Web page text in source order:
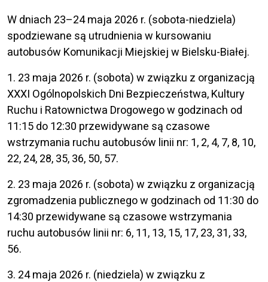
W dniach 23–24 maja 2026 r. (sobota-niedziela)
spodziewane są utrudnienia w kursowaniu
autobusów Komunikacji Miejskiej w Bielsku-Białej.
1. 23 maja 2026 r. (sobota) w związku z organizacją
XXXI Ogólnopolskich Dni Bezpieczeństwa, Kultury
Ruchu i Ratownictwa Drogowego w godzinach od
11:15 do 12:30 przewidywane są czasowe
wstrzymania ruchu autobusów linii nr: 1, 2, 4, 7, 8, 10,
22, 24, 28, 35, 36, 50, 57.
2. 23 maja 2026 r. (sobota) w związku z organizacją
zgromadzenia publicznego w godzinach od 11:30 do
14:30 przewidywane są czasowe wstrzymania
ruchu autobusów linii nr: 6, 11, 13, 15, 17, 23, 31, 33,
56.
3. 24 maja 2026 r. (niedziela) w związku z